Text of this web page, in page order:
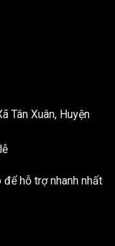
Tân Xuân, Huyện
hỗ trợ nhanh nhất